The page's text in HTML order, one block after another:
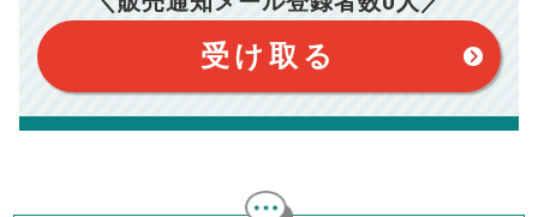
このシミュレーターは元利均等返済方式で試算しています。
このシミュレーターは、四捨五入にて計算しております。
このシミュレーターはお借り入れの全期間で金利が変わらない設
このシミュレーターでの結果は、お借り入れを保証するものでは
ありません。
このシミュレーターをご利用された方の、いかなる損害について
ますが、お借り入れの際に各金融機関にご相談ください。
受け取る